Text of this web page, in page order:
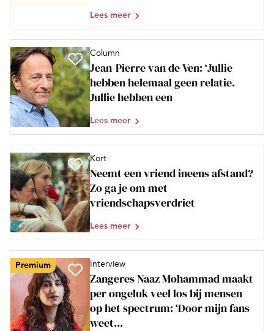
Lees meer
Column
Jean-Pierre van de Ven: ‘Jullie
hebben helemaal geen relatie.
Jullie hebben een
Lees meer
Kort
Neemt een vriend ineens afstand?
Zo ga je om met
vriendschapsverdriet
Lees meer
Premium Interview
Zangeres Naaz Mohammad maakt
per ongeluk veel los bij mensen
op het spectrum: ‘Door mijn fans
weet...